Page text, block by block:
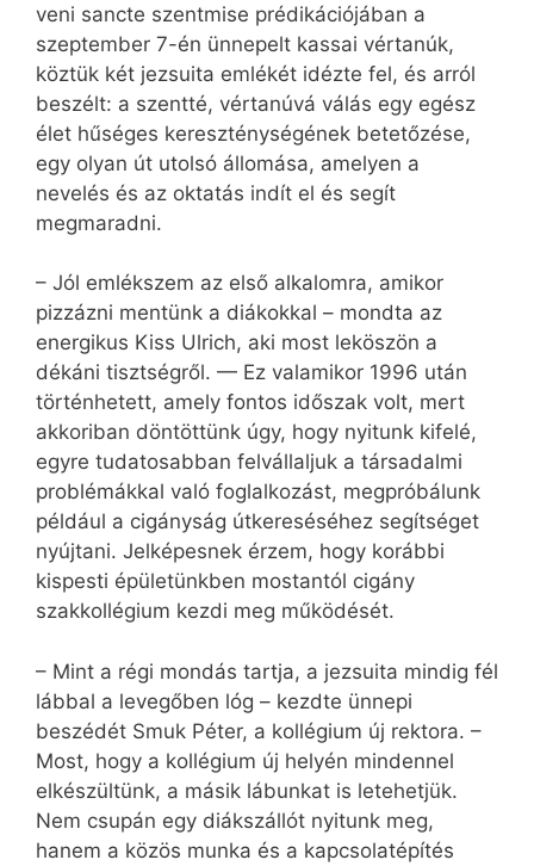
veni sancte szentmise prédikációjában a
szeptember 7-én ünnepelt kassai vértanúk,
köztük két jezsuita emlékét idézte fel, és arról
beszélt: a szentté, vértanúvá válás egy egész
élet hűséges kereszténységének betetőzése,
egy olyan út utolsó állomása, amelyen a
nevelés és az oktatás indít el és segít
megmaradni.
– Jól emlékszem az első alkalomra, amikor
pizzázni mentünk a diákokkal – mondta az
energikus Kiss Ulrich, aki most leköszön a
dékáni tisztségről. — Ez valamikor 1996 után
történhetett, amely fontos időszak volt, mert
akkoriban döntöttünk úgy, hogy nyitunk kifelé,
egyre tudatosabban felvállaljuk a társadalmi
problémákkal való foglalkozást, megpróbálunk
például a cigányság útkereséséhez segítséget
nyújtani. Jelképesnek érzem, hogy korábbi
kispesti épületünkben mostantól cigány
szakkollégium kezdi meg működését.
– Mint a régi mondás tartja, a jezsuita mindig fél
lábbal a levegőben lóg – kezdte ünnepi
beszédét Smuk Péter, a kollégium új rektora. –
Most, hogy a kollégium új helyén mindennel
elkészültünk, a másik lábunkat is letehetjük.
Nem csupán egy diákszállót nyitunk meg,
hanem a közös munka és a kapcsolatépítés